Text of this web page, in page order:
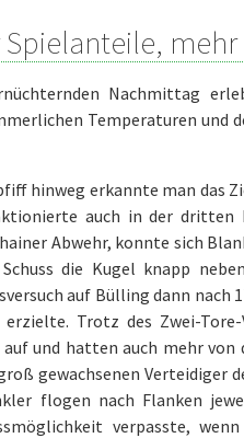
Nachmittag
Temperaturen und
hinweg erkannte man das
auch in der dritten
Abwehr, konnte sich
Schuss die Kugel knapp
auf Bülling dann nach
erzielte. Trotz des Zwei-
auf und hatten auch mehr
gewachsenen Verteidiger
flogen nach Flanken
verpasste,